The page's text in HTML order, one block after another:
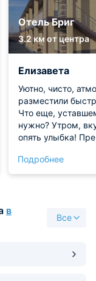
Отель Бриг
3.2 км от центра
Елизавета
Уютно, чисто,
разместили
Что еще,
нужно? Утром,
опять улыбка!
Подробнее
в
Все